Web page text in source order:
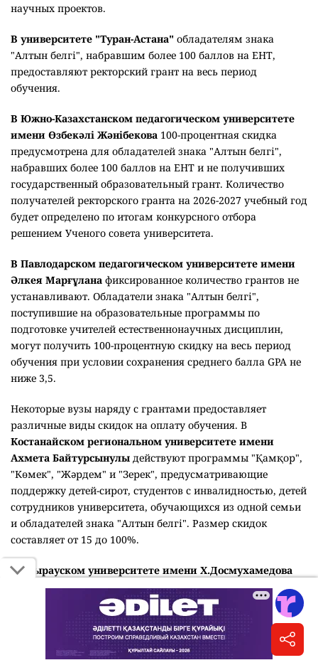
научных проектов.
В университете "Туран-Астана" обладателям знака
"Алтын белгі", набравшим более 100 баллов на ЕНТ,
предоставляют ректорский грант на весь период
обучения.
В Южно-Казахстанском педагогическом университете
имени Өзбекәлі Жәнібекова 100-процентная скидка
предусмотрена для обладателей знака "Алтын белгі",
набравших более 100 баллов на ЕНТ и не получивших
государственный образовательный грант. Количество
получателей ректорского гранта на 2026-2027 учебный год
будет определено по итогам конкурсного отбора
решением Ученого совета университета.
В Павлодарском педагогическом университете имени
Әлкея Марғұлана фиксированное количество грантов не
устанавливают. Обладатели знака "Алтын белгі",
поступившие на образовательные программы по
подготовке учителей естественнонаучных дисциплин,
могут получить 100-процентную скидку на весь период
обучения при условии сохранения среднего балла GPA не
ниже 3,5.
Некоторые вузы наряду с грантами предоставляет
различные виды скидок на оплату обучения. В
Костанайском региональном университете имени
Ахмета Байтурсынулы действуют программы "Қамқор",
"Көмек", "Жәрдем" и "Зерек", предусматривающие
поддержку детей-сирот, студентов с инвалидностью, детей
сотрудников университета, обучающихся из одной семьи
и обладателей знака "Алтын белгі". Размер скидок
составляет от 15 до 100%.
В Атырауском университете имени Х.Досмухамедова
скидки предоставляются по 14 категориям. Поддержка
предусмотрена для детей-сирот, студентов с
инвалидностью, обучающихся из малообеспеченных и
многодетных семей, детей сотрудников университета,
обладателей знака "Алтын белгі", победителей олимпиад,